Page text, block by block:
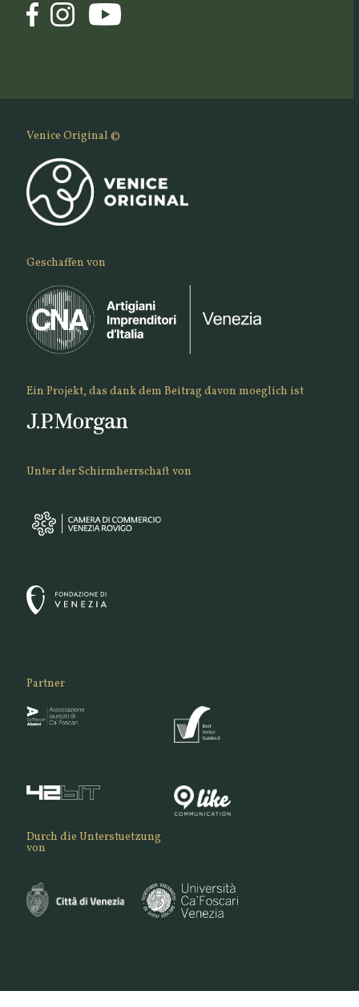
Venice Original ©
Geschaffen von
Ein Projekt, das dank dem Beitrag davon moeglich ist
Unter der Schirmherrschaft von
Partner
Durch die Unterstuetzung
von